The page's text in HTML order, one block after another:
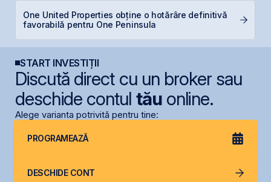
One United Properties obține o hotărâre definitivă
favorabilă pentru One Peninsula
START INVESTIȚII
Discută direct cu un broker sau
deschide contul tăuonline.
Alege varianta potrivită pentru tine:
PROGRAMEAZĂ
DESCHIDE CONT